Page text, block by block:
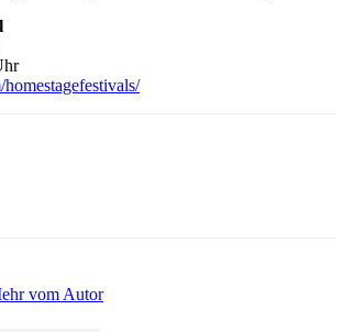
vom Autor